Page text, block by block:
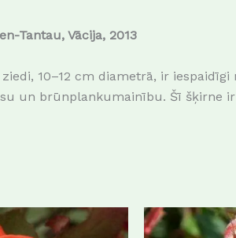
Tantau, Vācija, 2013
10–12 cm diametrā, ir
un brūnplankumainību. Šī šķirne
This